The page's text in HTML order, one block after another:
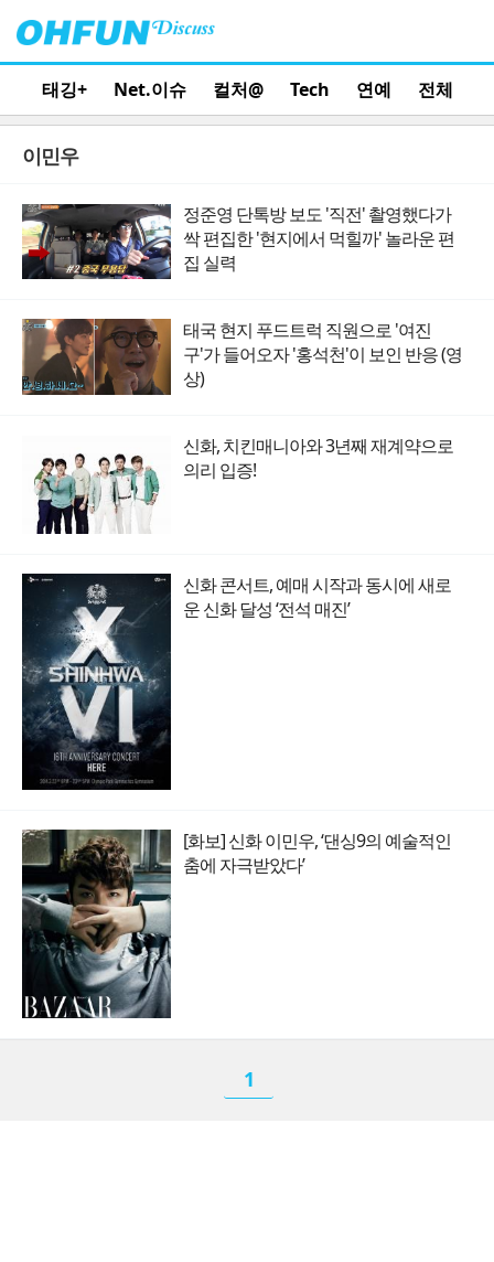
태깅+ Net.이슈 컬처@ Tech 연예 전체
이민우
정준영 단톡방 보도 '직전' 촬영했다가
싹 편집한 '현지에서 먹힐까' 놀라운 편
집 실력
태국 현지 푸드트럭 직원으로 '여진
구'가 들어오자 '홍석천'이 보인 반응 (영
상)
신화, 치킨매니아와 3년째 재계약으로
의리 입증!
신화 콘서트, 예매 시작과 동시에 새로
운 신화 달성 ‘전석 매진’
[화보] 신화 이민우, ‘댄싱9의 예술적인
춤에 자극받았다’
1